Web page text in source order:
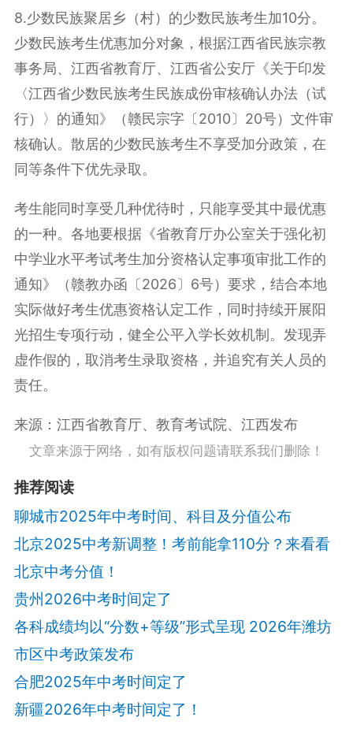
8.少数民族聚居乡（村）的少数民族考生加10分。
少数民族考生优惠加分对象，根据江西省民族宗教
事务局、江西省教育厅、江西省公安厅《关于印发
〈江西省少数民族考生民族成份审核确认办法（试
行）〉的通知》（赣民宗字〔2010〕20号）文件审
核确认。散居的少数民族考生不享受加分政策，在
同等条件下优先录取。
考生能同时享受几种优待时，只能享受其中最优惠
的一种。各地要根据《省教育厅办公室关于强化初
中学业水平考试考生加分资格认定事项审批工作的
通知》（赣教办函〔2026〕6号）要求，结合本地
实际做好考生优惠资格认定工作，同时持续开展阳
光招生专项行动，健全公平入学长效机制。发现弄
虚作假的，取消考生录取资格，并追究有关人员的
责任。
来源： 江西省教育厅、教育考试院、江西发布
文章来源于网络，如有版权问题请联系我们删除！
推荐阅读
聊城市2025年中考时间、科目及分值公布
北京2025中考新调整！考前能拿110分？来看看
北京中考分值！
贵州2026中考时间定了
各科成绩均以“分数+等级”形式呈现 2026年潍坊
市区中考政策发布
合肥2025年中考时间定了
新疆2026年中考时间定了！